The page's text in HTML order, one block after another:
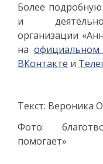
Более
и
организации
на официальном
ВКонтакте и
Текст: Вероника
Фото:
помогает»